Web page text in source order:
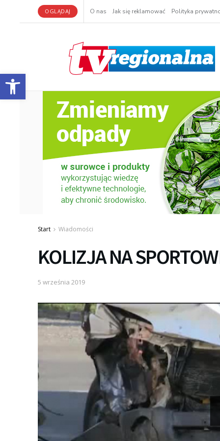
Otwórz pasek narzędzi
OGLĄDAJ O nas Jak się reklamować Polityka
Start Wiadomości
KOLIZJA NA
5 września 2019